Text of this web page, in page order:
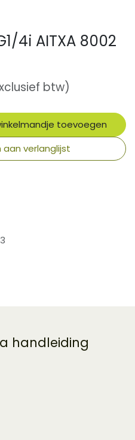
4i AITXA 8002
btw)
toevoegen
verlanglijst
handleiding